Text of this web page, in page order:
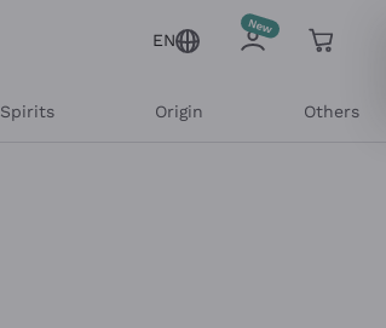
EN
Spirits Origin Others